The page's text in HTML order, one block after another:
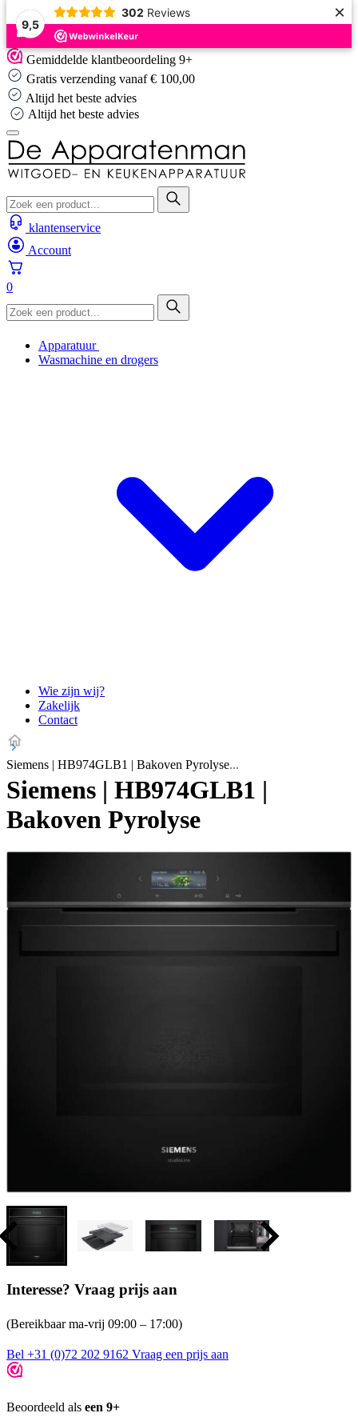
9,5
302 Reviews ×
Skip
to
content
Gemiddelde klantbeoordeling 9+
Gratis verzending vanaf € 100,00
Altijd het beste advies
Altijd het beste advies
klantenservice
Account
0
Apparatuur
Wasmachine en drogers
Wie zijn wij?
Zakelijk
Contact
Siemens | HB974GLB1 | Bakoven Pyrolyse
Siemens | HB974GLB1 |
Bakoven Pyrolyse
Interesse? Vraag prijs aan
(Bereikbaar ma-vrij 09:00 – 17:00)
Bel +31 (0)72 202 9162 Vraag een prijs aan
Beoordeeld als een 9+